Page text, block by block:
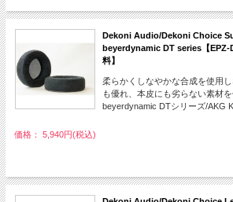
Dekoni Audio/Dekoni Choice
beyerdynamic DT series【EPZ-
料】
柔らかくしなやかな合成を使用
も優れ、本皮にも劣らない素材
beyerdynamic DTシリーズ/AKG
価格： 5,940円(税込)